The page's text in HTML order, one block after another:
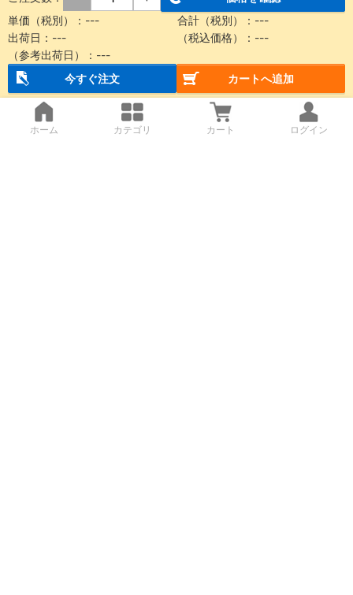
単価（税別）： --- 合計（税別）： ---
出荷日： --- （税込価格）： ---
（参考出荷日）： ---
今すぐ注文
カートへ追加
ホーム カテゴリ カート ログイン